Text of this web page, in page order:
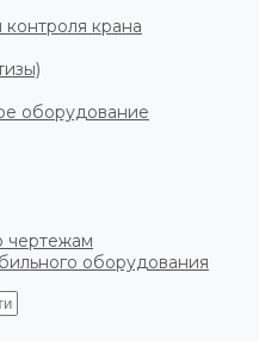
крана
оборудование
чертежам
оборудования